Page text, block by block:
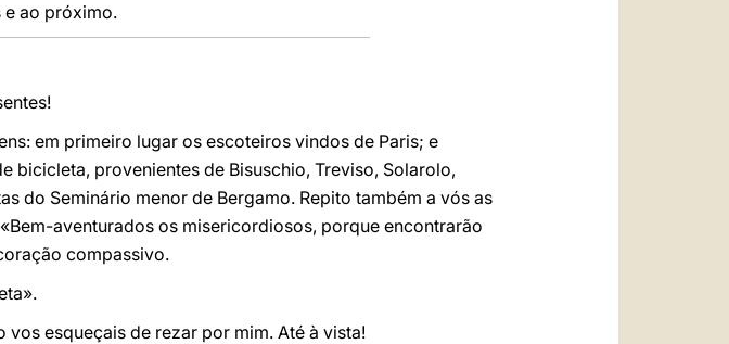
e ao próximo.
em primeiro lugar os escoteiros vindos de Paris; e
bicicleta, provenientes de Bisuschio, Treviso, Solarolo,
do Seminário menor de Bergamo. Repito também a vós as
aventurados os misericordiosos, porque encontrarão
compassivo.
esqueçais de rezar por mim. Até à vista!